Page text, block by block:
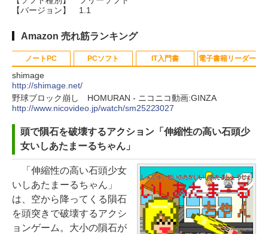
【バージョン】
1.1
Amazon 売れ筋ランキング
ノートPC
Apple 2026 MacBook Neo A18 Pr
ク：AIとApple Intelligence、Liq
uid Retinaディスプレイ、8GBメ
モリ、512GB SSD、1080p FaceT
ime HDカメラ、Touch ID - インデ
ィゴ + 3年延長 AppleCare+ for 13
インチMacBook Neo(A18 Pro)|ダ
ウンロード版
PCソフト
Robloxギフトカード - 800 Robux
む】 【オンラインゲームコード】
ロブロックス | オンラインコード版
￥1,300
Robloxギフトカード - 2,000 Robu
x 【限定バーチャルアイテムを含
IT入門書
生成AIパスポート公式テキスト 第
￥1,766
1冊ですべて身につくHTML & CSS
とWebデザイン入門講座［第2版］
￥1,292
電子書籍リーダー
Kindle Paperwhite シグニチャー
スプレイ、明るさ自動調整、色調
調節ライト、12週間持続バッテリ
ー、広告なし、メタリックブラッ
ク
￥27,980
shimage
http://shimage.net/
野球ブロック崩し HOMURAN - ニコニコ動画:GINZA
http://www.nicovideo.jp/watch/sm25223027
頭で隕石を破壊するアクション「伸縮性の高い石頭少
女いしあたまーるちゃん」
「伸縮性の高い石頭少女
いしあたまーるちゃん」
は、空から降ってくる隕石
を頭突きで破壊するアクシ
ョンゲーム。大小の隕石が